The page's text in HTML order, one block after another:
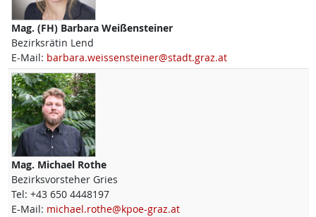
Mag. (FH) Barbara Weißensteiner
Bezirksrätin Lend
E-Mail: barbara.weissensteiner@stadt.graz.at
Mag. Michael Rothe
Bezirksvorsteher Gries
Tel: +43 650 4448197
E-Mail: michael.rothe@kpoe-graz.at